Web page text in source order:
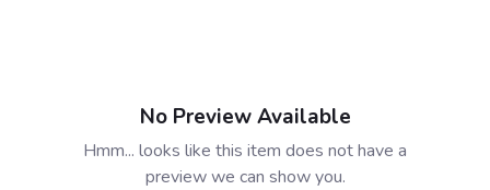
No Preview Available
Hmm... looks like this item does not have a
preview we can show you.